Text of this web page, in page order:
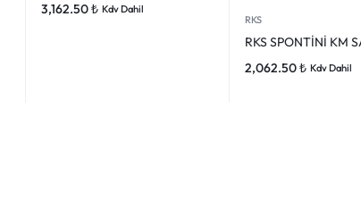
3,162.50₺ Kdv Dahil
RKS
RKS SPONTİNİ KM
2,062.50₺ Kdv Dahil